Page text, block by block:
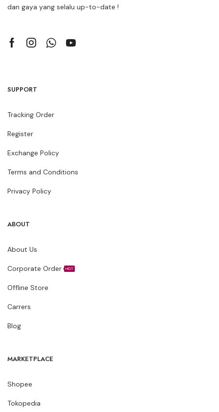
dan gaya yang selalu up-to-date !
SUPPORT
Tracking Order
Register
Exchange Policy
Terms and Conditions
Privacy Policy
ABOUT
About Us
Corporate Order HOT
Offline Store
Carrers
Blog
MARKETPLACE
Shopee
Tokopedia